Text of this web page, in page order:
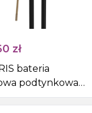
zł
bateria
podtynkowa
bidetową i